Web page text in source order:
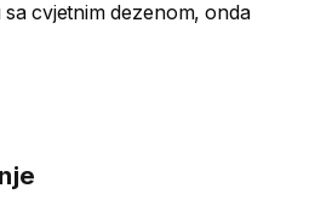
cvjetnim dezenom, onda